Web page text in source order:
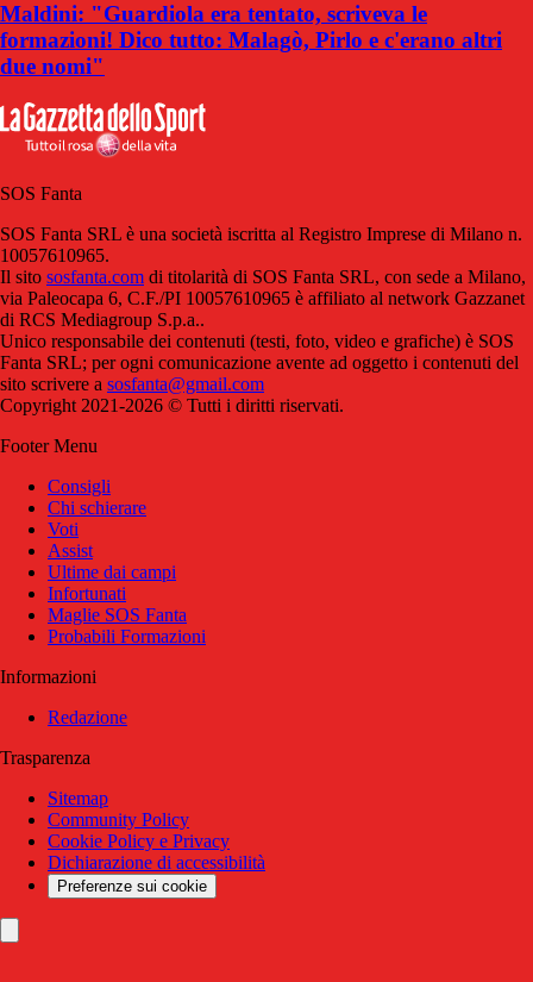
Maldini: "Guardiola era tentato, scriveva le
formazioni! Dico tutto: Malagò, Pirlo e c'erano altri
due nomi"
SOS Fanta
SOS Fanta SRL è una società iscritta al Registro Imprese di Milano n.
10057610965.
Il sito sosfanta.com di titolarità di SOS Fanta SRL, con sede a Milano,
via Paleocapa 6, C.F./PI 10057610965 è affiliato al network Gazzanet
di RCS Mediagroup S.p.a..
Unico responsabile dei contenuti (testi, foto, video e grafiche) è SOS
Fanta SRL; per ogni comunicazione avente ad oggetto i contenuti del
sito scrivere a sosfanta@gmail.com
Copyright 2021-2026 © Tutti i diritti riservati.
Footer Menu
Consigli
Chi schierare
Voti
Assist
Ultime dai campi
Infortunati
Maglie SOS Fanta
Probabili Formazioni
Informazioni
Redazione
Trasparenza
Sitemap
Community Policy
Cookie Policy e Privacy
Dichiarazione di accessibilità
Preferenze sui cookie